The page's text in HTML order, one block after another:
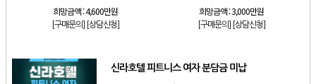
희망금액 :4,600만원
[구매문의] [상담신청]
희망금액 :3,000만원
[구매문의] [상담신청]
신라호텔 피트니스 여자 분담금 미납